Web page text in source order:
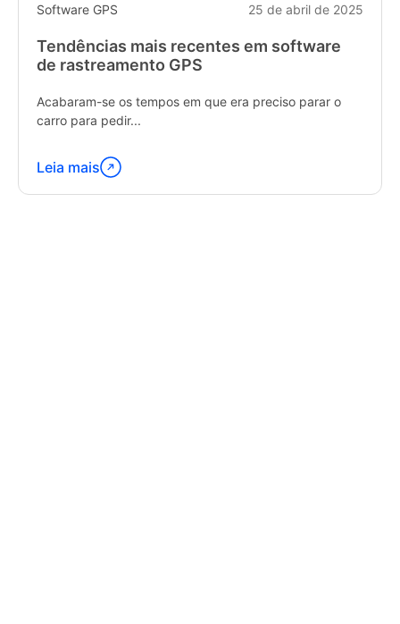
Software GPS 25 de abril de 2025
Tendências mais recentes em software
de rastreamento GPS
Acabaram-se os tempos em que era preciso parar o
carro para pedir...
Continue
lendo
Leia mais